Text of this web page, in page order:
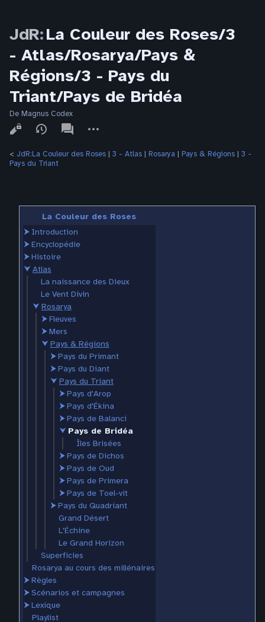
JdR:La Couleur des Roses/3
- Atlas/Rosarya/Pays &
Régions/3 - Pays du
Triant/Pays de Bridéa
De Magnus Codex
Affichages
associated-
pages
actions
< JdR:La Couleur des Roses ‎ | 3 - Atlas ‎ | Rosarya ‎ | Pays & Régions ‎ | 3 -
Pays du Triant
La Couleur des Roses
⮞ Introduction
⮞Encyclopédie
⮞Histoire
⮟ Atlas
La naissance des Dieux
Le Vent Divin
⮟ Rosarya
⮞Fleuves
⮞Mers
⮟ Pays & Régions
⮞Pays du Primant
⮞Pays du Diant
⮟ Pays du Triant
⮞Pays d'Arop
⮞Pays d'Ékina
⮞Pays de Balanci
⮟ Pays de Bridéa
Îles Brisées
⮞Pays de Dichos
⮞Pays de Oud
⮞Pays de Primera
⮞Pays de Toel-vit
⮞Pays du Quadriant
Grand Désert
L'Échine
Le Grand Horizon
Superficies
Rosarya au cours des millénaires
⮞Règles
⮞Scénarios et campagnes
⮞Lexique
Playlist